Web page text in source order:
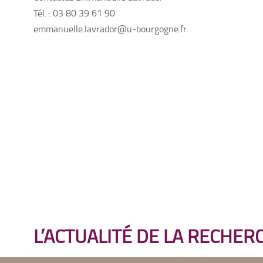
Tél. : 03 80 39 61 90
emmanuelle.lavrador@u-bourgogne.fr
L’ACTUALITÉ DE LA